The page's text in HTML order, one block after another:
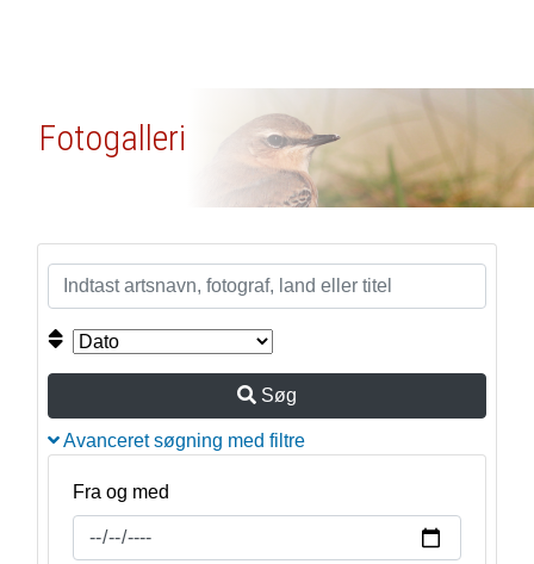
Fotogalleri
Søg
Avanceret søgning med filtre
Fra og med